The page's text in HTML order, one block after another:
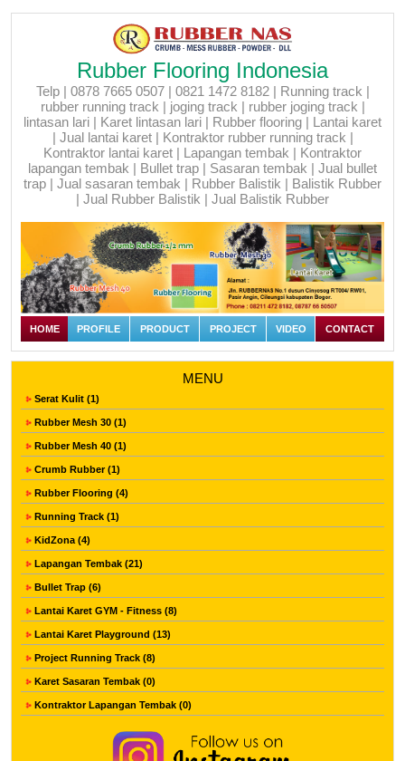
Rubber Flooring Indonesia
Telp | 0878 7665 0507 | 0821 1472 8182 | Running track |
rubber running track | joging track | rubber joging track |
lintasan lari | Karet lintasan lari | Rubber flooring | Lantai karet
| Jual lantai karet | Kontraktor rubber running track |
Kontraktor lantai karet | Lapangan tembak | Kontraktor
lapangan tembak | Bullet trap | Sasaran tembak | Jual bullet
trap | Jual sasaran tembak | Rubber Balistik | Balistik Rubber
| Jual Rubber Balistik | Jual Balistik Rubber
HOME PROFILE PRODUCT PROJECT VIDEO CONTACT
MENU
Serat Kulit (1)
Rubber Mesh 30 (1)
Rubber Mesh 40 (1)
Crumb Rubber (1)
Rubber Flooring (4)
Running Track (1)
KidZona (4)
Lapangan Tembak (21)
Bullet Trap (6)
Lantai Karet GYM - Fitness (8)
Lantai Karet Playground (13)
Project Running Track (8)
Karet Sasaran Tembak (0)
Kontraktor Lapangan Tembak (0)